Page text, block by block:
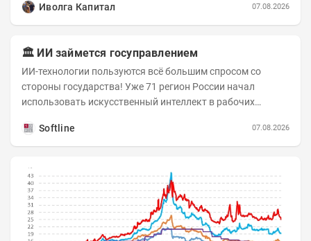
Иволга Капитал 07.08.2026
🏛️ ИИ займется госуправлением
ИИ-технологии пользуются всё большим спросом со
стороны государства! Уже 71 регион России начал
использовать искусственный интеллект в рабочих
Softline
07.08.2026